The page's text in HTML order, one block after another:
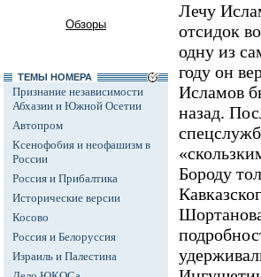
Обзоры
ТЕМЫ НОМЕРА
Признание независимости
Абхазии и Южной Осетии
Автопром
Ксенофобия и неофашизм в
России
Россия и Прибалтика
Исторические версии
Косово
Россия и Белоруссия
Израиль и Палестина
Лечу
отсидок
одну из
году он
Исламов
назад.
Бороду